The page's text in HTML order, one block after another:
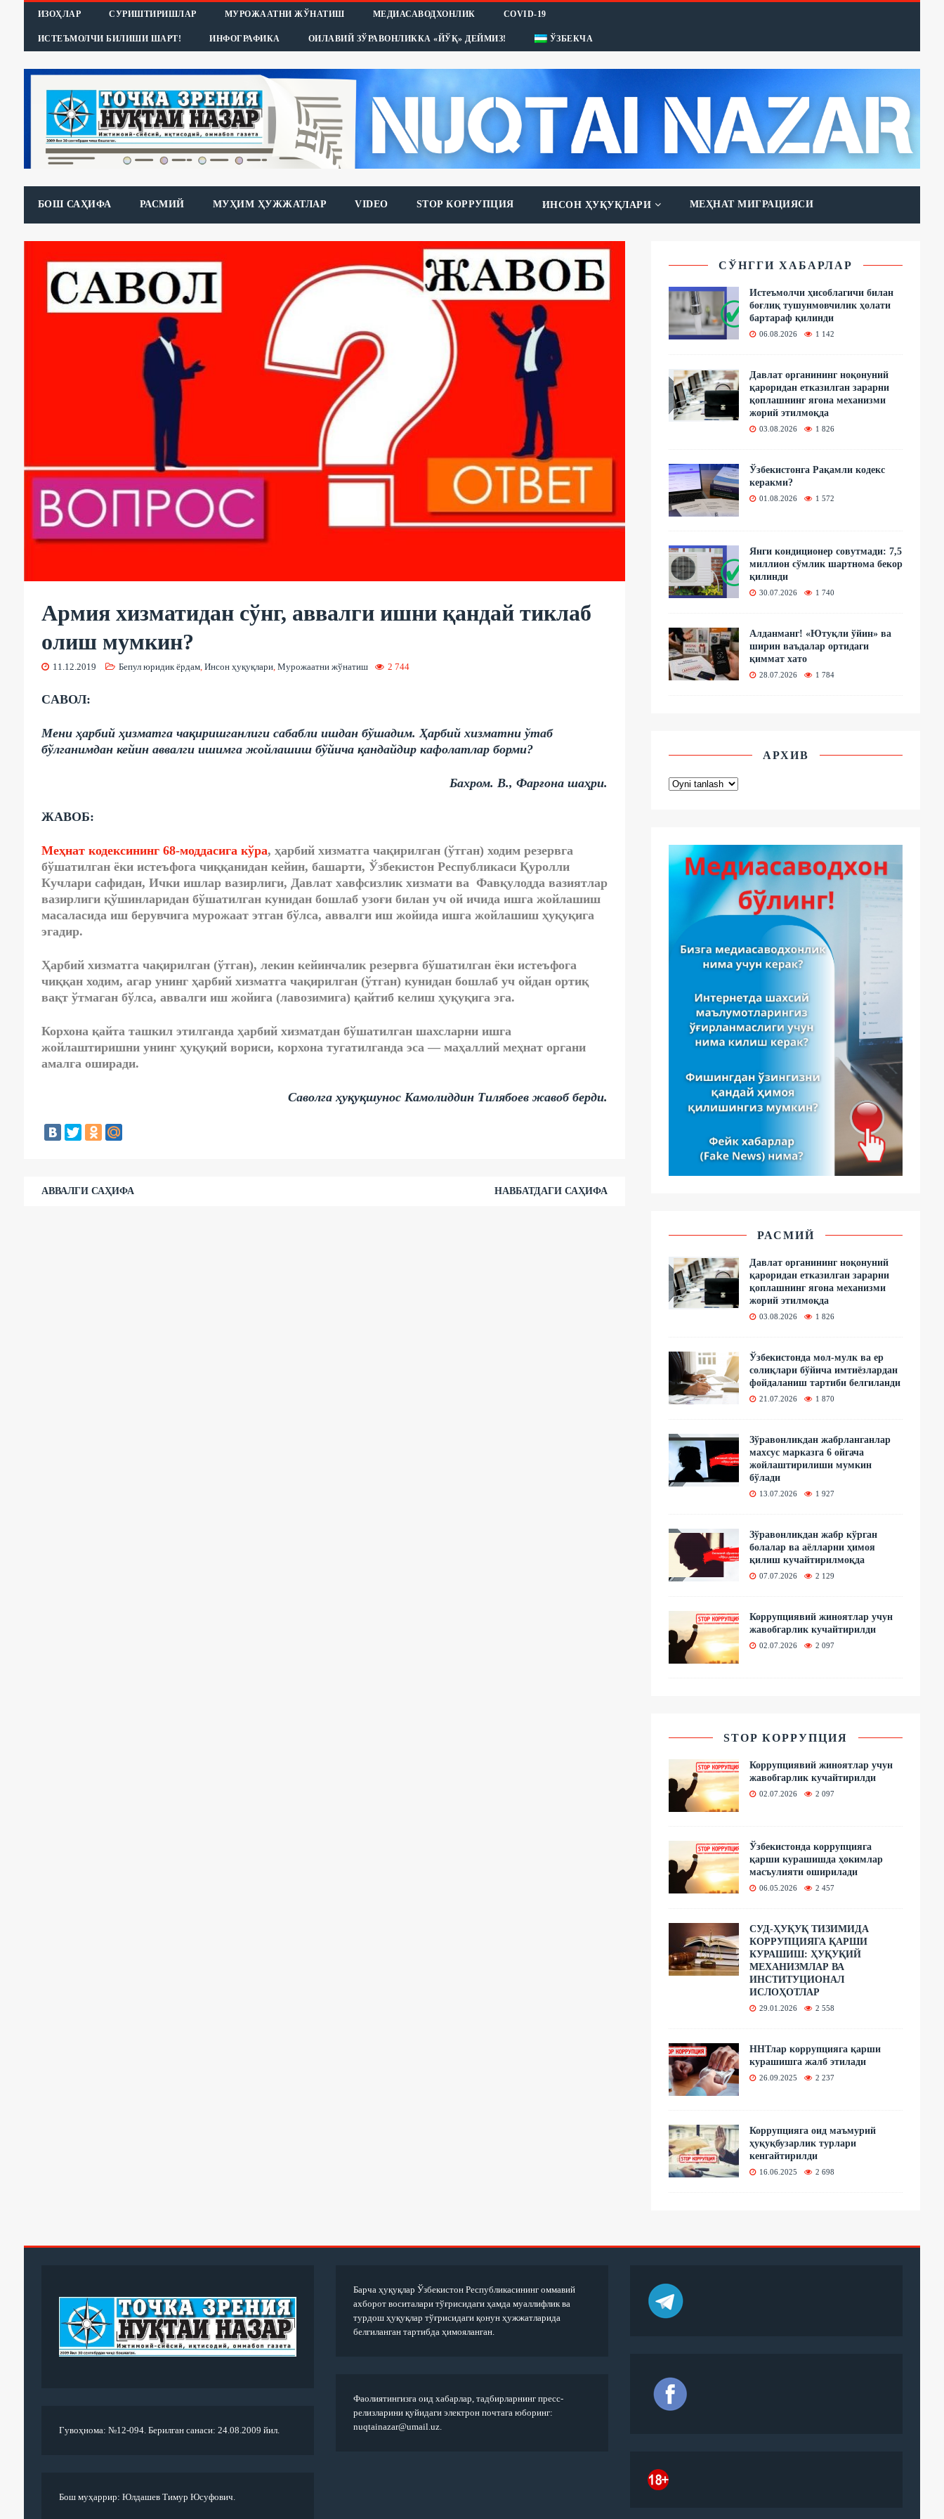
ИЗОҲЛАР СУРИШТИРИШЛАР МУРОЖААТНИ ЖЎНАТИШ МЕДИАСАВОДХОНЛИК COVID-19
ИСТЕЪМОЛЧИ БИЛИШИ ШАРТ! ИНФОГРАФИКА ОИЛАВИЙ ЗЎРАВОНЛИККА «ЙЎҚ» ДЕЙМИЗ! ЎЗБЕКЧА
БОШ САҲИФА РАСМИЙ МУҲИМ ҲУЖЖАТЛАР VIDEO STOP КОРРУПЦИЯ ИНСОН ҲУҚУҚЛАРИ МЕҲНАТ МИГРАЦИЯСИ
Армия хизматидан сўнг, аввалги ишни қандай тиклаб
олиш мумкин?
11.12.2019 Бепул юридик ёрдам, Инсон ҳуқуқлари, Мурожаатни жўнатиш 2 744
CАВОЛ:
Мени ҳарбий ҳизматга чақиришганлиги сабабли ишдан бўшадим. Ҳарбий хизматни ўтаб
бўлганимдан кейин аввалги ишимга жойлашиш бўйича қандайдир кафолатлар борми?
Бахром. В., Фарғона шаҳри.
ЖАВОБ:
Меҳнат кодексининг 68-моддасига кўра, ҳарбий хизматга чақирилган (ўтган) ходим резервга
бўшатилган ёки истеъфога чиққанидан кейин, башарти, Ўзбекистон Республикаси Қуролли
Кучлари сафидан, Ички ишлар вазирлиги, Давлат хавфсизлик хизмати ва Фавқулодда вазиятлар
вазирлиги қўшинларидан бўшатилган кунидан бошлаб узоғи билан уч ой ичида ишга жойлашиш
масаласида иш берувчига мурожаат этган бўлса, аввалги иш жойида ишга жойлашиш ҳуқуқига
эгадир.
Ҳарбий хизматга чақирилган (ўтган), лекин кейинчалик резервга бўшатилган ёки истеъфога
чиққан ходим, агар унинг ҳарбий хизматга чақирилган (ўтган) кунидан бошлаб уч ойдан ортиқ
вақт ўтмаган бўлса, аввалги иш жойига (лавозимига) қайтиб келиш ҳуқуқига эга.
Корхона қайта ташкил этилганда ҳарбий хизматдан бўшатилган шахсларни ишга
жойлаштиришни унинг ҳуқуқий вориси, корхона тугатилганда эса — маҳаллий меҳнат органи
амалга оширади.
Саволга ҳуқуқшунос Камолиддин Тилябоев жавоб берди.
АВВАЛГИ САҲИФА НАВБАТДАГИ САҲИФА
СЎНГГИ ХАБАРЛАР
Истеъмолчи ҳисоблагичи билан
боғлиқ тушунмовчилик ҳолати
бартараф қилинди
06.08.2026 1 142
Давлат органининг ноқонуний
қароридан етказилган зарарни
қоплашнинг ягона механизми
жорий этилмоқда
03.08.2026 1 826
Ўзбекистонга Рақамли кодекс
керакми?
01.08.2026 1 572
Янги кондиционер совутмади: 7,5
миллион сўмлик шартнома бекор
қилинди
30.07.2026 1 740
Алданманг! «Ютуқли ўйин» ва
ширин ваъдалар ортидаги
қиммат хато
28.07.2026 1 784
АРХИВ
РАСМИЙ
Давлат органининг ноқонуний
қароридан етказилган зарарни
қоплашнинг ягона механизми
жорий этилмоқда
03.08.2026 1 826
Ўзбекистонда мол-мулк ва ер
солиқлари бўйича имтиёзлардан
фойдаланиш тартиби белгиланди
21.07.2026 1 870
Зўравонликдан жабрланганлар
махсус марказга 6 ойгача
жойлаштирилиши мумкин
бўлади
13.07.2026 1 927
Зўравонликдан жабр кўрган
болалар ва аёлларни ҳимоя
қилиш кучайтирилмоқда
07.07.2026 2 129
Коррупциявий жиноятлар учун
жавобгарлик кучайтирилди
02.07.2026 2 097
STOP КОРРУПЦИЯ
Коррупциявий жиноятлар учун
жавобгарлик кучайтирилди
02.07.2026 2 097
Ўзбекистонда коррупцияга
қарши курашишда ҳокимлар
масъулияти оширилади
06.05.2026 2 457
СУД-ҲУҚУҚ ТИЗИМИДА
КОРРУПЦИЯГА ҚАРШИ
КУРАШИШ: ҲУҚУҚИЙ
МЕХАНИЗМЛАР ВА
ИНСТИТУЦИОНАЛ
ИСЛОҲОТЛАР
29.01.2026 2 558
ННТлар коррупцияга қарши
курашишга жалб этилади
26.09.2025 2 237
Коррупцияга оид маъмурий
ҳуқуқбузарлик турлари
кенгайтирилди
16.06.2025 2 698
Гувоҳнома: №12-094. Берилган санаси: 24.08.2009 йил.
Бош муҳаррир: Юлдашев Тимур Юсуфович.
Барча ҳуқуқлар Ўзбекистон Республикасининг оммавий
ахборот воситалари тўғрисидаги ҳамда муаллифлик ва
турдош ҳуқуқлар тўғрисидаги қонун ҳужжатларида
белгиланган тартибда ҳимояланган.
Фаолиятингизга оид хабарлар, тадбирларнинг пресс-
релизларини қуйидаги электрон почтага юборинг:
nuqtainazar@umail.uz.